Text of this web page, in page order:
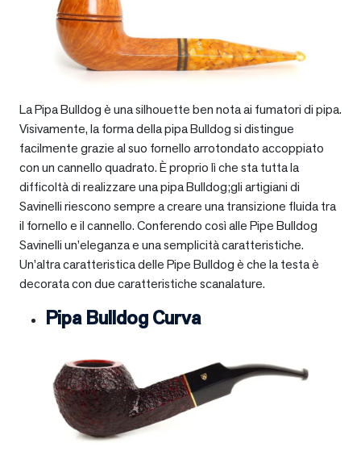
La Pipa Bulldog è una silhouette ben nota ai fumatori di pipa.
Visivamente, la forma della pipa Bulldog si distingue
facilmente grazie al suo fornello arrotondato accoppiato
con un cannello quadrato. È proprio lì che sta tutta la
difficoltà di realizzare una pipa Bulldog;gli artigiani di
Savinelli riescono sempre a creare una transizione fluida tra
il fornello e il cannello. Conferendo così alle Pipe Bulldog
Savinelli un’eleganza e una semplicità caratteristiche.
Un’altra caratteristica delle Pipe Bulldog è che la testa è
decorata con due caratteristiche scanalature.
Pipa Bulldog Curva